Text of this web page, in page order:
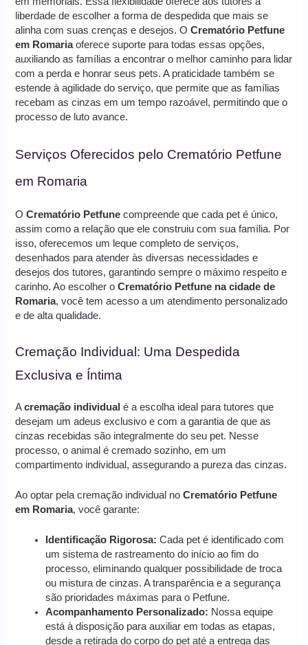
liberdade de escolher a forma de despedida que mais se
alinha com suas crenças e desejos. OCrematório Petfune
em Romariaoferece suporte para todas essas opções,
auxiliando as famílias a encontrar o melhor caminho para lidar
com a perda e honrar seus pets. A praticidade também se
estende à agilidade do serviço, que permite que as famílias
recebam as cinzas em um tempo razoável, permitindo que o
processo de luto avance.
Serviços Oferecidos pelo Crematório Petfune
em Romaria
OCrematório Petfune compreende que cada pet é único,
assim como a relação que ele construiu com sua família. Por
isso, oferecemos um leque completo de serviços,
desenhados para atender às diversas necessidades e
desejos dos tutores, garantindo sempre o máximo respeito e
carinho. Ao escolher oCrematório Petfune na cidade de
Romaria, você tem acesso a um atendimento personalizado
e de alta qualidade.
Cremação Individual: Uma Despedida
Exclusiva e Íntima
Acremação individual é a escolha ideal para tutores que
desejam um adeus exclusivo e com a garantia de que as
cinzas recebidas são integralmente do seu pet. Nesse
processo, o animal é cremado sozinho, em um
compartimento individual, assegurando a pureza das cinzas.
Ao optar pela cremação individual noCrematório Petfune
em Romaria, você garante:
Identificação Rigorosa: Cada pet é identificado com
um sistema de rastreamento do início ao fim do
processo, eliminando qualquer possibilidade de troca
ou mistura de cinzas. A transparência e a segurança
são prioridades máximas para o Petfune.
Acompanhamento Personalizado: Nossa equipe
está à disposição para auxiliar em todas as etapas,
desde a retirada do corpo do pet até a entrega das